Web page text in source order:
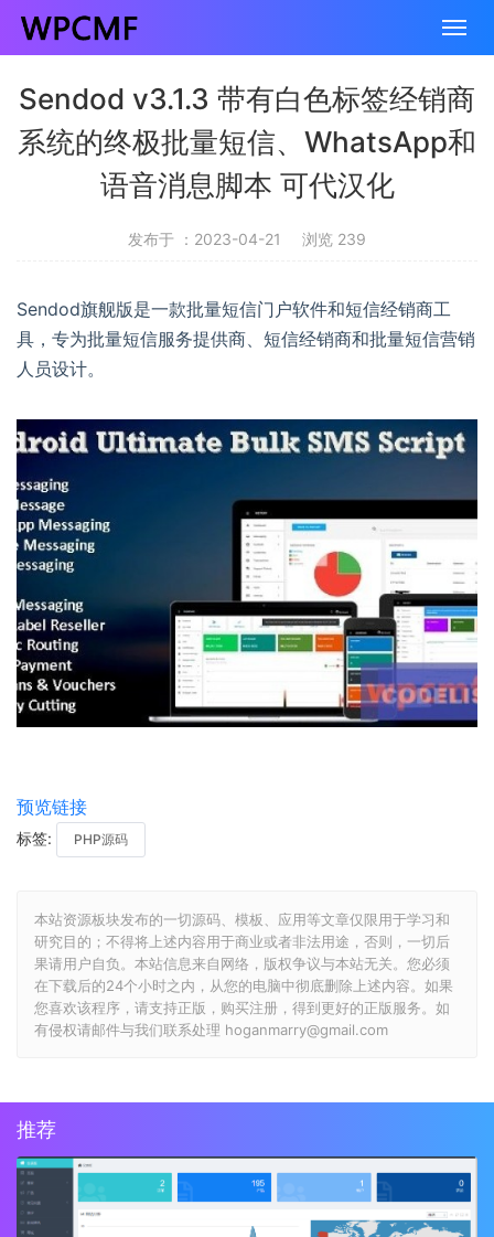
Sendod v3.1.3 带有白色标签经销商
系统的终极批量短信、WhatsApp和
语音消息脚本 可代汉化
发布于 ：2023-04-21 浏览 239
Sendod旗舰版是一款批量短信门户软件和短信经销商工
具，专为批量短信服务提供商、短信经销商和批量短信营销
人员设计。
预览链接
标签: PHP源码
本站资源板块发布的一切源码、模板、应用等文章仅限用于学习和
研究目的；不得将上述内容用于商业或者非法用途，否则，一切后
果请用户自负。本站信息来自网络，版权争议与本站无关。您必须
在下载后的24个小时之内，从您的电脑中彻底删除上述内容。如果
您喜欢该程序，请支持正版，购买注册，得到更好的正版服务。如
有侵权请邮件与我们联系处理 hoganmarry@gmail.com
推荐